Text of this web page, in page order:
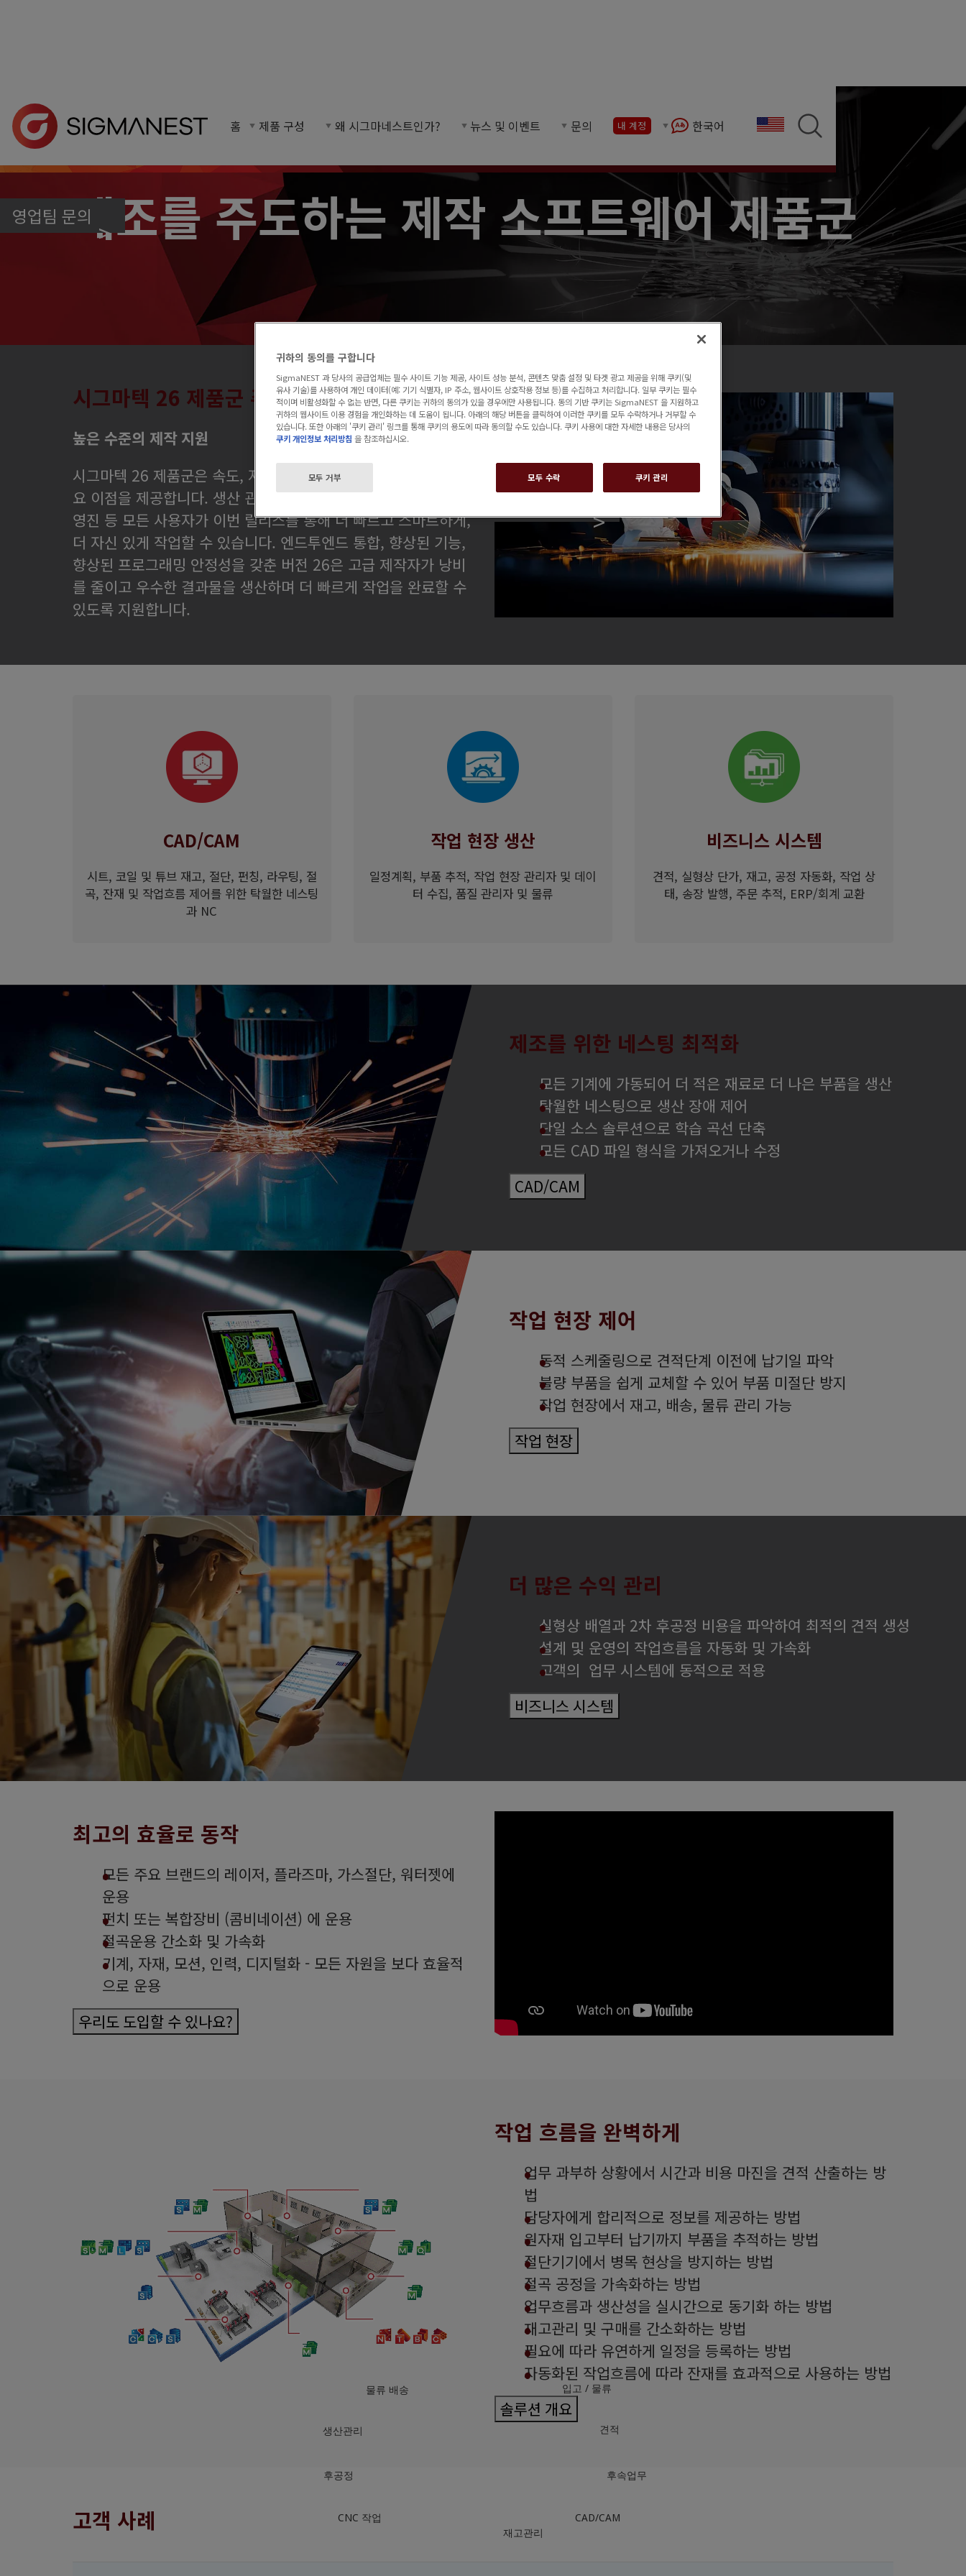
홈 제품 구성 왜 시그마네스트인가? 뉴스 및 이벤트 문의 내 계정 한국어
시그마네스트 CAD/CAM 네스팅 소프트웨어는 모든 주요 브랜드의 레이저, 플라즈마, 펀치, 라우터, 워터젯, 튜브 및 절곡기기를 제어합니다. 더 높은 수율
제조를 주도하는 제작 소프트웨어 제품군
영업팀 문의
시그마텍 26 제품군 주요 특징
높은 수준의 제작 지원
시그마텍 26 제품군은 속도, 자동화, 통합 및 사용성 측면에서 주
요 이점을 제공합니다. 생산 관리자, 프로그래머, 오퍼레이터, 경
영진 등 모든 사용자가 이번 릴리스를 통해 더 빠르고 스마트하게,
더 자신 있게 작업할 수 있습니다. 엔드투엔드 통합, 향상된 기능,
향상된 프로그래밍 안정성을 갖춘 버전 26은 고급 제작자가 낭비
를 줄이고 우수한 결과물을 생산하며 더 빠르게 작업을 완료할 수
있도록 지원합니다.
CAD/CAM
시트, 코일 및 튜브 재고, 절단, 펀칭, 라우팅, 절
곡, 잔재 및 작업흐름 제어를 위한 탁월한 네스팅
과 NC
작업 현장 생산
일정계획, 부품 추적, 작업 현장 관리자 및 데이
터 수집, 품질 관리자 및 물류
비즈니스 시스템
견적, 실형상 단가, 재고, 공정 자동화, 작업 상
태, 송장 발행, 주문 추적, ERP/회계 교환
제조를 위한 네스팅 최적화
모든 기계에 가동되어 더 적은 재료로 더 나은 부품을 생산
탁월한 네스팅으로 생산 장애 제어
단일 소스 솔루션으로 학습 곡선 단축
모든 CAD 파일 형식을 가져오거나 수정
CAD/CAM
작업 현장 제어
동적 스케줄링으로 견적단계 이전에 납기일 파악
불량 부품을 쉽게 교체할 수 있어 부품 미절단 방지
작업 현장에서 재고, 배송, 물류 관리 가능
작업 현장
더 많은 수익 관리
실형상 배열과 2차 후공정 비용을 파악하여 최적의 견적 생성
설계 및 운영의 작업흐름을 자동화 및 가속화
고객의 업무 시스템에 동적으로 적용
비즈니스 시스템
최고의 효율로 동작
모든 주요 브랜드의 레이저, 플라즈마, 가스절단, 워터젯에
운용
펀치 또는 복합장비 (콤비네이션) 에 운용
절곡운용 간소화 및 가속화
기계, 자재, 모션, 인력, 디지털화 - 모든 자원을 보다 효율적
으로 운용
우리도 도입할 수 있나요?
물류 배송
생산관리
후공정
CNC 작업
입고 / 물류
견적
후속업무
CAD/CAM
재고관리
작업 흐름을 완벽하게
업무 과부하 상황에서 시간과 비용 마진을 견적 산출하는 방
법
담당자에게 합리적으로 정보를 제공하는 방법
원자재 입고부터 납기까지 부품을 추적하는 방법
절단기기에서 병목 현상을 방지하는 방법
절곡 공정을 가속화하는 방법
업무흐름과 생산성을 실시간으로 동기화 하는 방법
재고관리 및 구매를 간소화하는 방법
필요에 따라 유연하게 일정을 등록하는 방법
자동화된 작업흐름에 따라 잔재를 효과적으로 사용하는 방법
솔루션 개요
고객 사례
귀하의 동의를 구합니다
SigmaNEST 과 당사의 공급업체는 필수 사이트 기능 제공, 사이트 성능 분석, 콘텐츠 맞춤 설정 및 타겟 광고 제공을 위해 쿠키(및
유사 기술)를 사용하여 개인 데이터(예: 기기 식별자, IP 주소, 웹사이트 상호작용 정보 등)를 수집하고 처리합니다. 일부 쿠키는 필수
적이며 비활성화할 수 없는 반면, 다른 쿠키는 귀하의 동의가 있을 경우에만 사용됩니다. 동의 기반 쿠키는 SigmaNEST 을 지원하고
귀하의 웹사이트 이용 경험을 개인화하는 데 도움이 됩니다. 아래의 해당 버튼을 클릭하여 이러한 쿠키를 모두 수락하거나 거부할 수
있습니다. 또한 아래의 '쿠키 관리' 링크를 통해 쿠키의 용도에 따라 동의할 수도 있습니다. 쿠키 사용에 대한 자세한 내용은 당사의
쿠키 개인정보 처리방침 을 참조하십시오.
모두 거부 모두 수락 쿠키 관리